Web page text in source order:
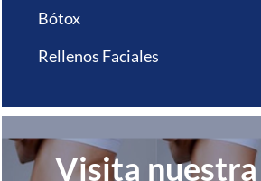
Bótox
Rellenos Faciales
Visita nuestra